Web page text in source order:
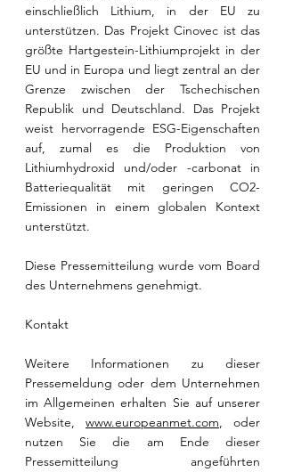
einschließlich Lithium, in der EU zu
unterstützen. Das Projekt Cinovec ist das
größte Hartgestein-Lithiumprojekt in der
EU und in Europa und liegt zentral an der
Grenze zwischen der Tschechischen
Republik und Deutschland. Das Projekt
weist hervorragende ESG-Eigenschaften
auf, zumal es die Produktion von
Lithiumhydroxid und/oder -carbonat in
Batteriequalität mit geringen CO2-
Emissionen in einem globalen Kontext
unterstützt.
Diese Pressemitteilung wurde vom Board
des Unternehmens genehmigt.
Kontakt
Weitere Informationen zu dieser
Pressemeldung oder dem Unternehmen
im Allgemeinen erhalten Sie auf unserer
Website, www.europeanmet.com, oder
nutzen Sie die am Ende dieser
Pressemitteilung angeführten